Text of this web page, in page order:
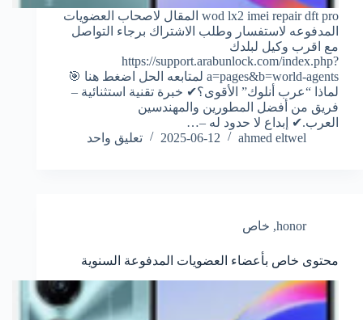
wod lx2 imei repair dft pro المقال لاصحاب العضويات
المدفوعه لاستفسار وطلب الاشتراك برجاء التواصل
مع اقرب وكيل لبلدك
https://support.arabunlock.com/index.php?
a=pages&b=world-agents لمتابعه الحل اضغط هنا 🎯
لماذا “عرب أنلوك” الأقوى؟✔ خبرة تقنية استثنائية –
فريق من أفضل المطورين والمهندسين
العرب.✔ إبداع لا حدود له –…
ahmed eltwel
2025-06-12 تعليق واحد
honor
, خاص
محتوى خاص بأعضاء العضويات المدفوعة السنوية